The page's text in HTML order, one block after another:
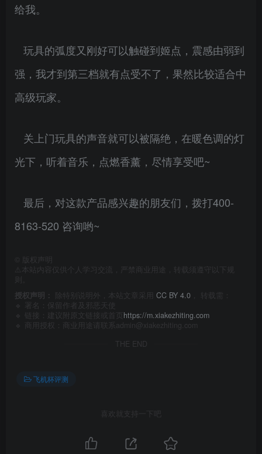
给我。
玩具的弧度又刚好可以触碰到姬点，震感由弱到
强，我才到第三档就有点受不了，果然比较适合中
高级玩家。
关上门玩具的声音就可以被隔绝，在暖色调的灯
光下，听着音乐，点燃香薰，尽情享受吧~
最后，对这款产品感兴趣的朋友们，拨打400-
8163-520 咨询哟~
版权声明
⚠️本站内容仅供个人学习交流，严禁商业用途，转载须遵守以下规
授权声明：
除特别说明外，本站文章采用 CC BY 4.0 ， 转载需：
🔹 署名：保留作者及 邪恶天使
🔹 链接：建议附原文链接或首页 https://m.xiakezhiting.com
🔹 商用授权：商业用途请联系admin@xiakezhiting.com
THE END
飞机杯评测
喜欢就支持一下吧